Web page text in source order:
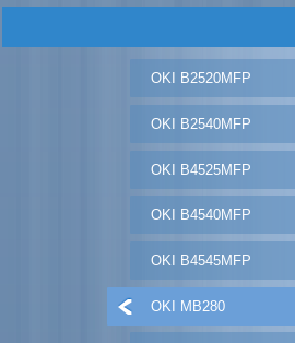
OKI B2520MFP
OKI B2540MFP
OKI B4525MFP
OKI B4540MFP
OKI B4545MFP
OKI MB280